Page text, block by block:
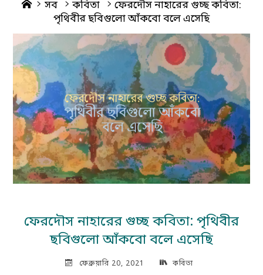
Home
সব কবিতা
ফেরদৌস নাহারের গুচ্ছ কবিতা:
পৃথিবীর ছবিগুলো আঁকবো বলে এসেছি
ফেরদৌস নাহারের গুচ্ছ কবিতা: পৃথিবীর
ছবিগুলো আঁকবো বলে এসেছি
ফেব্রুয়ারি 20, 2021 কবিতা